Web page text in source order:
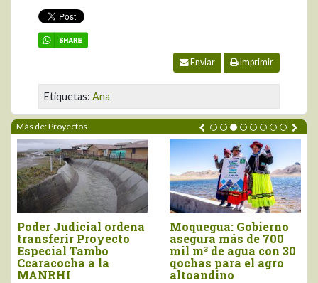
Enviar Imprimir
Etiquetas: Ana
Más de: Proyectos
Gobierno
más de 700
de agua con 30
para el agro
La Libertad: con
inversión de S/. 54.4
millones, inauguran
CITEagroindustrial
Chavimochic
La